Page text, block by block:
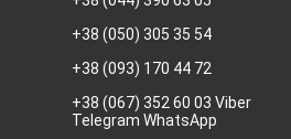
+38 (050) 305 35 54
+38 (093) 170 44 72
+38 (067) 352 60 03 Viber
Telegram WhatsApp